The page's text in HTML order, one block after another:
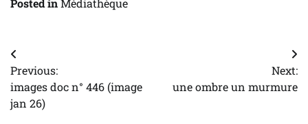
Posted inMédiathèque
Navigation
de
l’article
Previous:
images doc n° 446 (image
jan 26)
Next:
une ombre un murmure